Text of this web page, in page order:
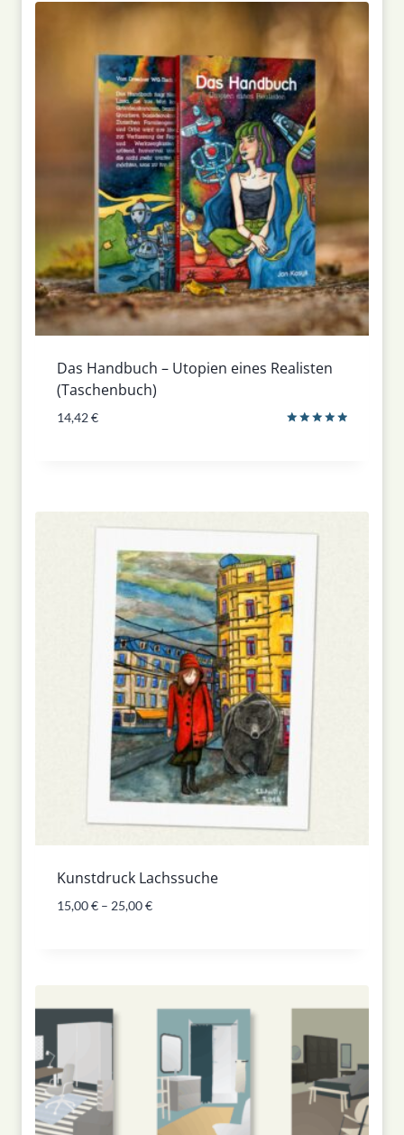
Das Handbuch – Utopien eines Realisten
(Taschenbuch)
14,42€
Kunstdruck Lachssuche
15,00€ – 25,00€